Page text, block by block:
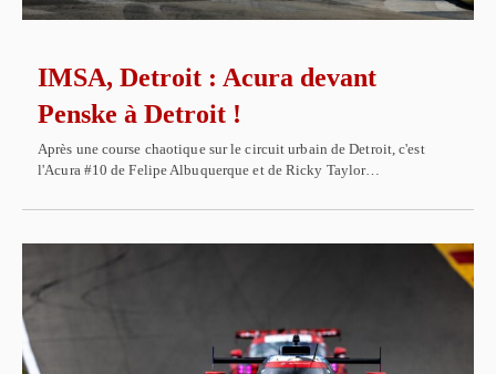
IMSA, Detroit : Acura devant
Penske à Detroit !
Après une course chaotique sur le circuit urbain de Detroit, c'est
l'Acura #10 de Felipe Albuquerque et de Ricky Taylor…